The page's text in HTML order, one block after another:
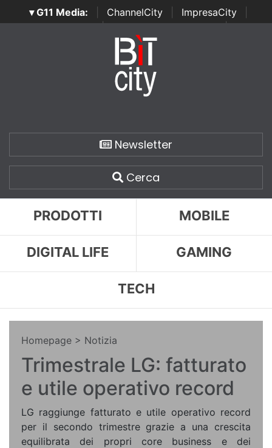
▾ G11 Media: ChannelCity ImpresaCity
SecurityOpenLab | Italian Channel Awards | Italian
Italian Security Awards
Newsletter
Cerca
PRODOTTI MOBILE
DIGITAL LIFE GAMING
TECH
Homepage > Notizia
Trimestrale LG: fatturato
e utile operativo record
LG raggiunge fatturato e utile operativo record
per il secondo trimestre grazie a una crescita
equilibrata dei propri core business e dei